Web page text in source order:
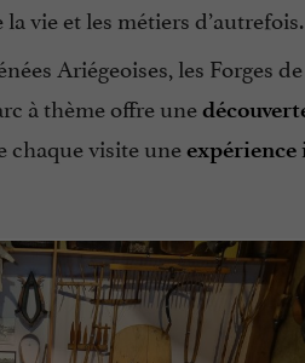
vie et les métiers d’autrefois.
Ariégeoises, les Forges
à thème offre une
chaque visite uneexpérience